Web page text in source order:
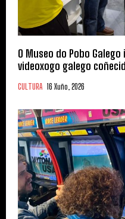
O Museo do Pobo
videoxogo galego
CULTURA 16 Xuño, 2026